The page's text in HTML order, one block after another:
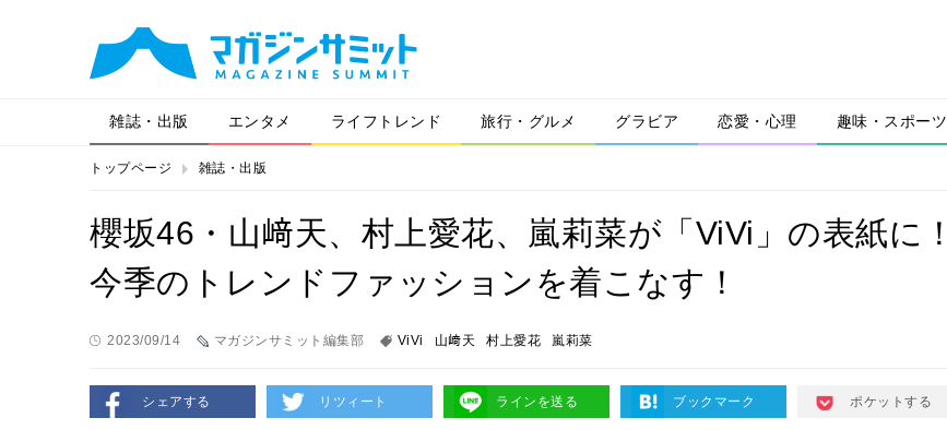
雑誌・出版 エンタメ ライフトレンド 旅行・グルメ グラビア 恋愛・心理 趣味・スポーツ
トップページ 雑誌・出版
櫻坂46・山﨑天、村上愛花、嵐莉菜が「ViVi」の表紙に！
今季のトレンドファッションを着こなす！
2023/09/14 マガジンサミット編集部 ViVi ⼭﨑天 村上愛花 嵐莉菜
シェアする リツィート ラインを送る ブックマーク ポケットする